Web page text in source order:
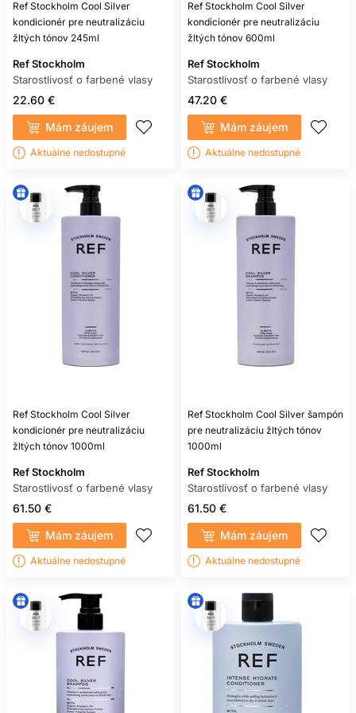
výrobca výslovne neuvádza tepelnú ochranu. Samotný čistý
olej nie je univerzálny ochranný sprej.
BEZOPLACHOVÉ SPREJE A
SÉRA
krepovatenie, podporiť lesk alebo chrániť pred teplom.
Každý produkt má iný účel, preto čítajte návod. Ak sprej
deklaruje tepelnú ochranu, dodržte odporúčané množstvo a
Sérum môže byť ľahké aj bohaté. Nanášajte ho rovnomerne
a nepredpokladajte, že viac produktu poskytne viac
ochrany. Prebytok môže zanechať vlasy ťažké alebo
TEPLOTA VODY A
FREKVENCIA UMÝVANIA
Veľmi horúca voda môže zvyšovať drsný pocit a niektoré
farby sa pri častom umývaní vymývajú rýchlejšie. Používajte
Suchý šampón môže umytie občas oddialiť, ale neodstraňuje
nečistoty rovnakým spôsobom ako klasické umytie. Nánosy
pravidelne zmyte.
TEPELNÝ STYLING
FARBENÝCH VLASOV
Fén, žehlička a kulma môžu pri vysokej teplote zvyšovať
poškodenie a meniť vzhľad farby. Používajte najnižšiu
teplotu, ktorá prináša požadovaný výsledok, a vhodnú
mieste a žehličku používajte iba na suché vlasy, ak výrobca
neuvádza inak.
Tepelná ochrana znižuje časť namáhania, ale nevytvorí
nepriestrelný štít. Dôležitá je aj frekvencia a technika.
UV ŽIARENIE, CHLÓR A
SLANÁ VODA
Ref Stockholm Cool Silver
kondicionér pre neutralizáciu
žltých tónov 245ml
Ref Stockholm
Starostlivosť o farbené vlasy
22.60 €
Mám záujem
Aktuálne nedostupné
Ref Stockholm Cool Silver
kondicionér pre neutralizáciu
žltých tónov 600ml
Ref Stockholm
Starostlivosť o farbené vlasy
47.20 €
Mám záujem
Aktuálne nedostupné
Ref Stockholm Cool Silver
kondicionér pre neutralizáciu
žltých tónov 1000ml
Ref Stockholm
Starostlivosť o farbené vlasy
61.50 €
Mám záujem
Aktuálne nedostupné
Ref Stockholm Cool Silver šampón
pre neutralizáciu žltých tónov
1000ml
Ref Stockholm
Starostlivosť o farbené vlasy
61.50 €
Mám záujem
Aktuálne nedostupné